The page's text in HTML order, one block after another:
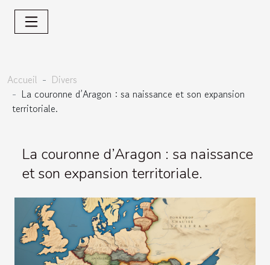
Accueil
Divers
La couronne d’Aragon : sa naissance et son expansion
territoriale.
La couronne d’Aragon : sa naissance
et son expansion territoriale.